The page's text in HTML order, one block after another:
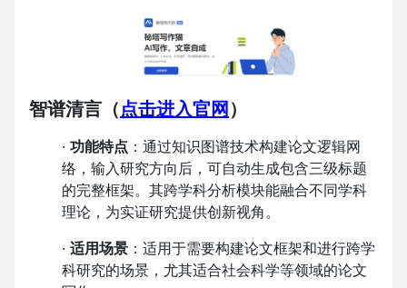
智谱清言 （点击进入官网 ）
· 功能特点 ：通过知识图谱技术构建论文逻辑网
络，输入研究方向后，可自动生成包含三级标题
的完整框架。其跨学科分析模块能融合不同学科
理论，为实证研究提供创新视角。
· 适用场景 ：适用于需要构建论文框架和进行跨学
科研究的场景，尤其适合社会科学等领域的论文